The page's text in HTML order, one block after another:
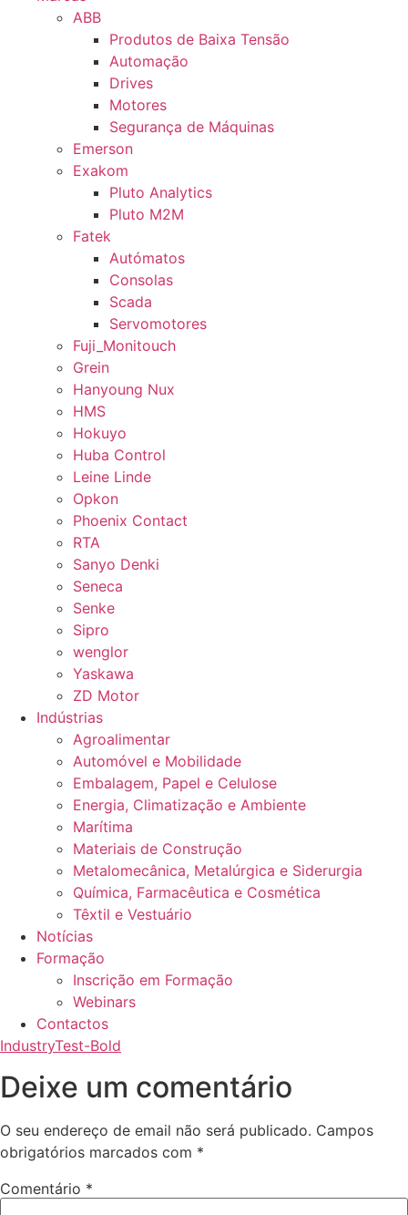
ABB
Produtos de Baixa Tensão
Automação
Drives
Motores
Segurança de Máquinas
Emerson
Exakom
Pluto Analytics
Pluto M2M
Fatek
Autómatos
Consolas
Scada
Servomotores
Fuji_Monitouch
Grein
Hanyoung Nux
HMS
Hokuyo
Huba Control
Leine Linde
Opkon
Phoenix Contact
RTA
Sanyo Denki
Seneca
Senke
Sipro
wenglor
Yaskawa
ZD Motor
Indústrias
Agroalimentar
Automóvel e Mobilidade
Embalagem, Papel e Celulose
Energia, Climatização e Ambiente
Marítima
Materiais de Construção
Metalomecânica, Metalúrgica e Siderurgia
Química, Farmacêutica e Cosmética
Têxtil e Vestuário
Notícias
Formação
Inscrição em Formação
Webinars
Contactos
IndustryTest-Bold
Deixe um comentário
O seu endereço de email não será publicado. Campos
obrigatórios marcados com *
Comentário *